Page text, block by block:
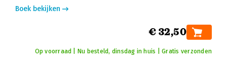
Boek bekijken
€ 32,50
Op voorraad | Nu besteld, dinsdag in huis | Gratis verzonden